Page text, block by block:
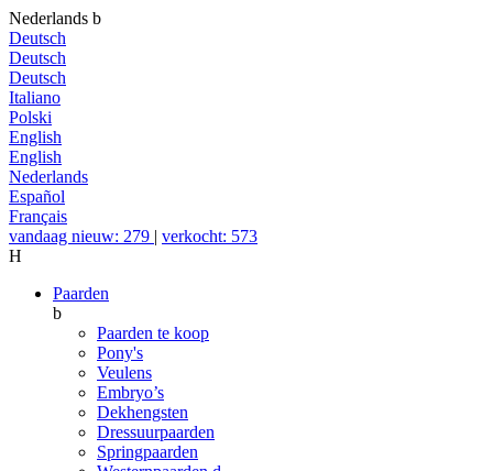
Nederlands b
Deutsch
Deutsch
Deutsch
Italiano
Polski
English
English
Nederlands
Español
Français
vandaag nieuw: 279 | verkocht: 573
H
Paarden
b
Paarden te koop
Pony's
Veulens
Embryo’s
Dekhengsten
Dressuurpaarden
Springpaarden